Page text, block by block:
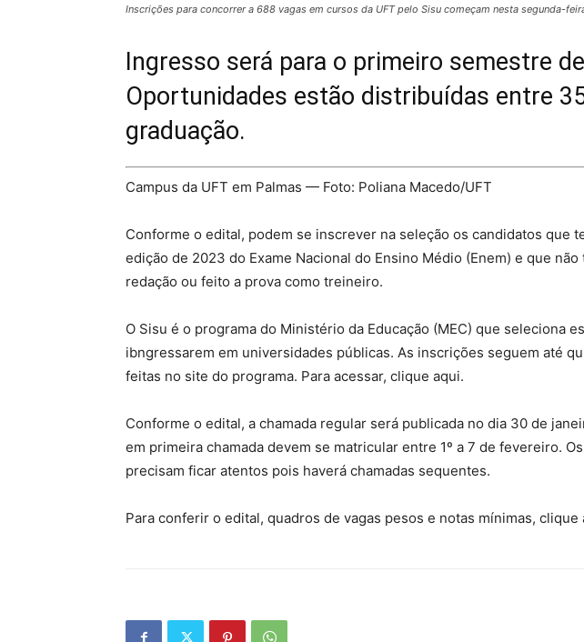
Inscrições para concorrer a 688 vagas em cursos da UFT pelo Sisu começam nesta segunda-
Ingresso será para o primeiro semestre
Oportunidades estão distribuídas entre
graduação.
Campus da UFT em Palmas — Foto: Poliana Macedo/UFT
Conforme o edital, podem se inscrever na seleção os candidatos que
edição de 2023 do Exame Nacional do Ensino Médio (Enem) e que
redação ou feito a prova como treineiro.
O Sisu é o programa do Ministério da Educação (MEC) que seleciona
ibngressarem em universidades públicas. As inscrições seguem até
feitas no site do programa. Para acessar, clique aqui.
Conforme o edital, a chamada regular será publicada no dia 30 de
em primeira chamada devem se matricular entre 1º a 7 de fevereiro.
precisam ficar atentos pois haverá chamadas sequentes.
Para conferir o edital, quadros de vagas pesos e notas mínimas, clique